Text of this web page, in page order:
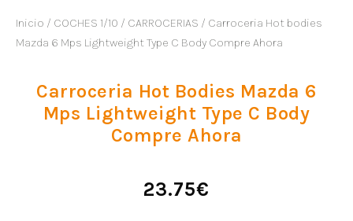
Inicio / COCHES 1/10 / CARROCERIAS / Carroceria Hot bodies
Mazda 6 Mps Lightweight Type C Body Compre Ahora
Carroceria Hot Bodies Mazda 6
Mps Lightweight Type C Body
Compre Ahora
23.75€